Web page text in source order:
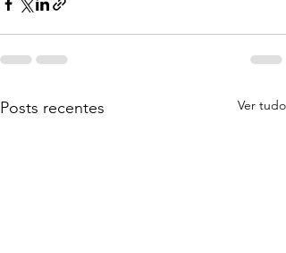
Posts recentes Ver tudo